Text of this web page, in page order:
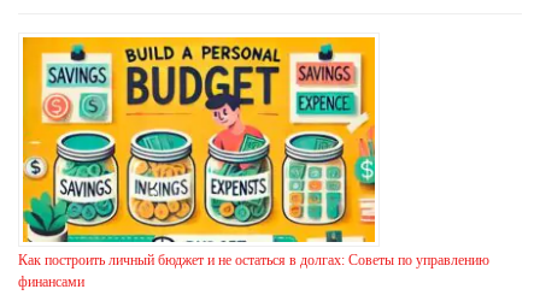
Как построить личный бюджет и не остаться в долгах: Советы по управлению
финансами